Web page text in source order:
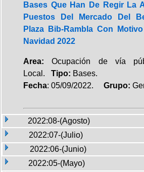
Bases Que Han De Regir La
Puestos Del Mercado Del
Plaza Bib-Rambla Con
Navidad 2022
Area: Ocupación de
Local. Tipo: Bases.
Fecha: 05/09/2022. Grupo:
2022:08-(Agosto)
2022:07-(Julio)
2022:06-(Junio)
2022:05-(Mayo)